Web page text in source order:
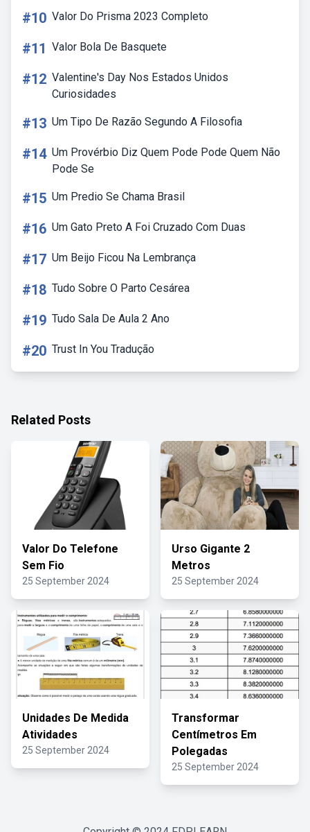
#10 Valor Do Prisma 2023 Completo
#11 Valor Bola De Basquete
#12 Valentine's Day Nos Estados Unidos
Curiosidades
#13 Um Tipo De Razão Segundo A Filosofia
#14 Um Provérbio Diz Quem Pode Pode Quem Não
Pode Se
#15 Um Predio Se Chama Brasil
#16 Um Gato Preto A Foi Cruzado Com Duas
#17 Um Beijo Ficou Na Lembrança
#18 Tudo Sobre O Parto Cesárea
#19 Tudo Sala De Aula 2 Ano
#20 Trust In You Tradução
Related Posts
Valor Do Telefone
Sem Fio
25 September 2024
Urso Gigante 2
Metros
25 September 2024
Unidades De Medida
Atividades
25 September 2024
Transformar
Centímetros Em
Polegadas
25 September 2024